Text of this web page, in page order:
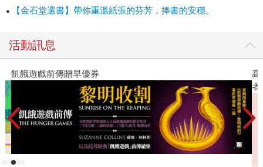
六年來，這個世界除了既有的麻煩問題不少，更面臨了地緣
拉瑞認為，問題的根源不在於人類的自私本性或其他認知缺
引進了新的大歷史觀：「我們從歷史學到的一個教訓是，新
資訊技術的發明總是能促成重大的歷史變革，因為資訊最重
要的作用就是去編織新的網路……對於歷史上的革命，像是
美索不達米亞第一批城邦的崛起、基督宗教的傳播、美國獨
立革命、布爾什維克革命等等，我們很習慣從政治、意識型
態、經濟等方面加以解讀。但如果想要看得更深，就也該把
【金石堂選書】帶你重溫紙張的芬芳，捧書的安穩。
活動訊息
飢餓遊戲前傳贈早優券
高
者